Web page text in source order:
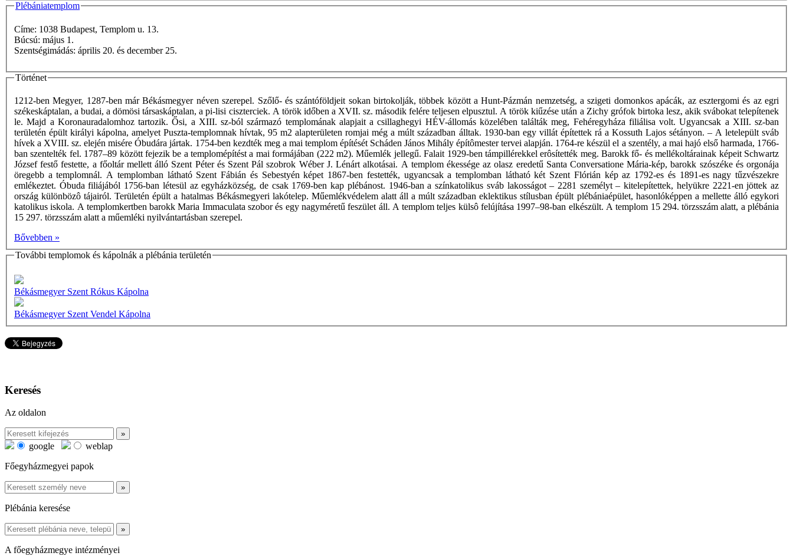
Plébániatemplom
Címe: 1038 Budapest, Templom u. 13.
Búcsú: május 1.
Szentségimádás: április 20. és december 25.
Történet
1212-ben Megyer, 1287-ben már Békásmegyer néven szerepel. Szőlő- és szántóföldjeit sokan birtokolják, többek között a Hunt-Pázmán nemzetség, a szigeti domonkos apácák, az esztergomi és az egri
székeskáptalan, a budai, a dömösi társaskáptalan, a pi-lisi ciszterciek. A török időben a XVII. sz. második felére teljesen elpusztul. A török kiűzése után a Zichy grófok birtoka lesz, akik svábokat telepítenek
le. Majd a Koronauradalomhoz tartozik. Ősi, a XIII. sz-ból származó templomának alapjait a csillaghegyi HÉV-állomás közelében találták meg, Fehéregyháza filiálisa volt. Ugyancsak a XIII. sz-ban
területén épült királyi kápolna, amelyet Puszta-templomnak hívtak, 95 m2 alapterületen romjai még a múlt században álltak. 1930-ban egy villát építettek rá a Kossuth Lajos sétányon. – A letelepült sváb
hívek a XVIII. sz. elején misére Óbudára jártak. 1754-ben kezdték meg a mai templom építését Scháden János Mihály építômester tervei alapján. 1764-re készül el a szentély, a mai hajó első harmada, 1766-
ban szentelték fel. 1787–89 között fejezik be a templomépítést a mai formájában (222 m2). Műemlék jellegű. Falait 1929-ben támpillérekkel erôsítették meg. Barokk fő- és mellékoltárainak képeit Schwartz
József festő festette, a főoltár mellett álló Szent Péter és Szent Pál szobrok Wéber J. Lénárt alkotásai. A templom ékessége az olasz eredetű Santa Conversatione Mária-kép, barokk szószéke és orgonája
öregebb a templomnál. A templomban látható Szent Fábián és Sebestyén képet 1867-ben festették, ugyancsak a templomban látható két Szent Flórián kép az 1792-es és 1891-es nagy tűzvészekre
emlékeztet. Óbuda filiájából 1756-ban létesül az egyházközség, de csak 1769-ben kap plébánost. 1946-ban a színkatolikus sváb lakosságot – 2281 személyt – kitelepítettek, helyükre 2221-en jöttek az
ország különbözô tájairól. Területén épült a hatalmas Békásmegyeri lakótelep. Műemlékvédelem alatt áll a múlt században eklektikus stílusban épült plébániaépület, hasonlóképpen a mellette álló egykori
katolikus iskola. A templomkertben barokk Maria Immaculata szobor és egy nagyméretű feszület áll. A templom teljes külsô felújítása 1997–98-ban elkészült. A templom 15 294. törzsszám alatt, a plébánia
15 297. törzsszám alatt a műemléki nyilvántartásban szerepel.
Bővebben »
További templomok és kápolnák a plébánia területén
Békásmegyer Szent Rókus Kápolna
Békásmegyer Szent Vendel Kápolna
Keresés
Az oldalon
google
weblap
Főegyházmegyei papok
Plébánia keresése
A főegyházmegye intézményei